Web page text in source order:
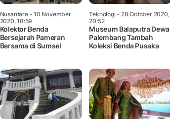
Nusantara - 10 November
2020, 18:59
Kolektor Benda
Bersejarah Pameran
Bersama di Sumsel
Teknologi- 28 October 2020,
20:52
Museum Balaputra Dewa
Palembang Tambah
Koleksi Benda Pusaka